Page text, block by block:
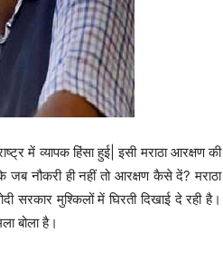
में व्यापक हिंसा हुई| इसी मराठा आरक्षण की
नौकरी ही नहीं तो आरक्षण कैसे दें? मराठा
मुश्किलों में घिरती दिखाई दे रही है।
बोला है।